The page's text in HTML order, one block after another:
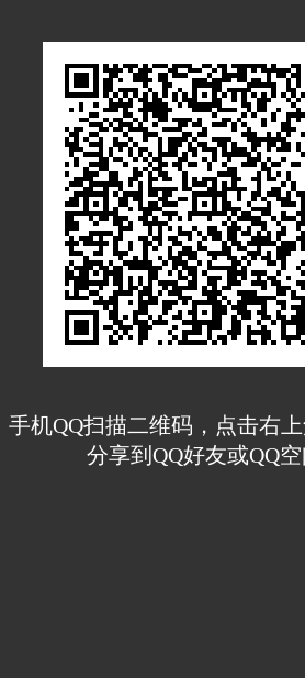
手机QQ扫描二维码，点击右上
分享到QQ好友或QQ空